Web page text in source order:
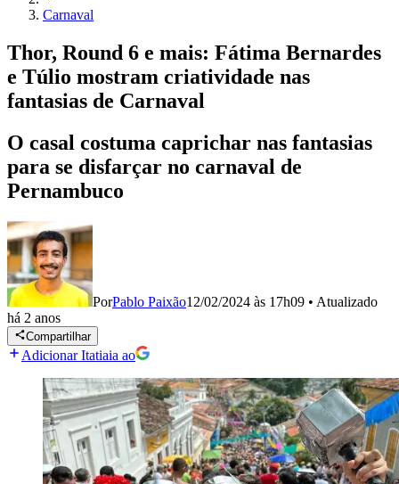
Carnaval
Thor, Round 6 e mais: Fátima Bernardes
e Túlio mostram criatividade nas
fantasias de Carnaval
O casal costuma caprichar nas fantasias
para se disfarçar no carnaval de
Pernambuco
PorPablo Paixão12/02/2024 às 17h09 • Atualizado
há 2 anos
Compartilhar
Adicionar Itatiaia ao